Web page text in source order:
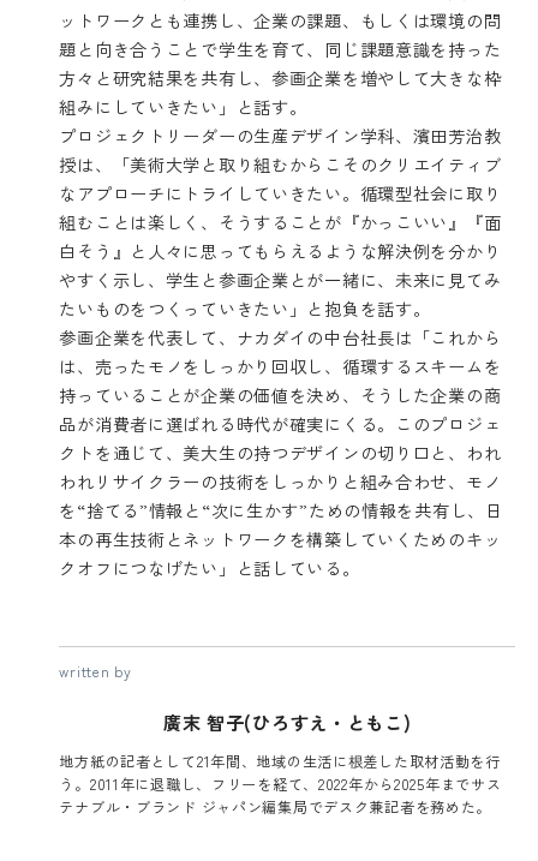
ットワークとも連携し、企業の課題、もしくは環境の問
題と向き合うことで学生を育て、同じ課題意識を持った
方々と研究結果を共有し、参画企業を増やして大きな枠
組みにしていきたい」と話す。
プロジェクトリーダーの生産デザイン学科、濱田芳治教
授は、「美術大学と取り組むからこそのクリエイティブ
なアプローチにトライしていきたい。循環型社会に取り
組むことは楽しく、そうすることが『かっこいい』『面
白そう』と人々に思ってもらえるような解決例を分かり
やすく示し、学生と参画企業とが一緒に、未来に見てみ
たいものをつくっていきたい」と抱負を話す。
参画企業を代表して、ナカダイの中台社長は「これから
は、売ったモノをしっかり回収し、循環するスキームを
持っていることが企業の価値を決め、そうした企業の商
品が消費者に選ばれる時代が確実にくる。このプロジェ
クトを通じて、美大生の持つデザインの切り口と、われ
われリサイクラーの技術をしっかりと組み合わせ、モノ
を“捨てる”情報と“次に生かす”ための情報を共有し、日
本の再生技術とネットワークを構築していくためのキッ
クオフにつなげたい」と話している。
written by
廣末 智子(ひろすえ・ともこ)
地方紙の記者として21年間、地域の生活に根差した取材活動を行
う。2011年に退職し、フリーを経て、2022年から2025年までサス
テナブル・ブランド ジャパン編集局でデスク兼記者を務めた。